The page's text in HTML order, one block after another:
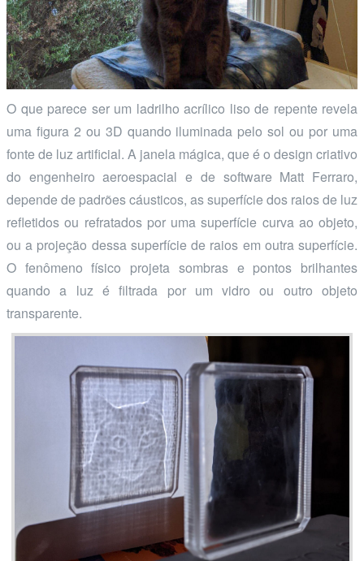
O que parece ser um ladrilho acrílico liso de repente revela
uma figura 2 ou 3D quando iluminada pelo sol ou por uma
fonte de luz artificial. A janela mágica, que é o design criativo
do engenheiro aeroespacial e de software Matt Ferraro,
depende de padrões cáusticos, as superfície dos raios de luz
refletidos ou refratados por uma superfície curva ao objeto,
ou a projeção dessa superfície de raios em outra superfície.
O fenômeno físico projeta sombras e pontos brilhantes
quando a luz é filtrada por um vidro ou outro objeto
transparente.